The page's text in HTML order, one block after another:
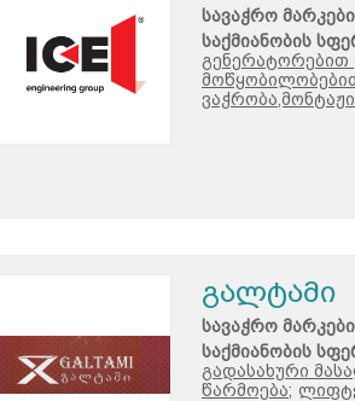
სავაჭრო
საქმიანობის
გენერატორებით
გალტამი
სავაჭრო
საქმიანობის
გადასახური
წარმოება;